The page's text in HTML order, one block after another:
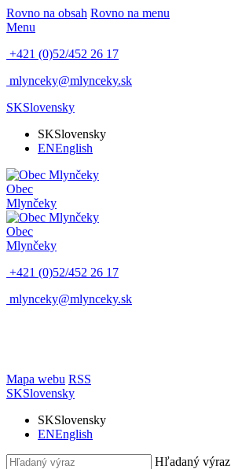
Rovno na obsah Rovno na menu
Menu
+421 (0)52/452 26 17
mlynceky@mlynceky.sk
SKSlovensky
SKSlovensky
ENEnglish
Obec
Mlynčeky
Obec
Mlynčeky
+421 (0)52/452 26 17
mlynceky@mlynceky.sk
Mapa webu RSS
SKSlovensky
SKSlovensky
ENEnglish
Hľadaný výraz